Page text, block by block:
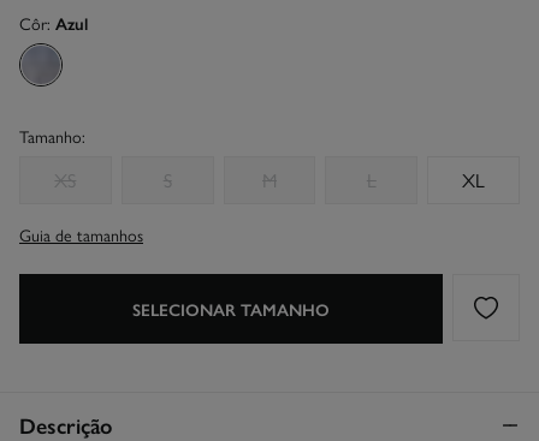
Côr: Azul
Tamanho:
XS S M L XL
Guia de tamanhos
SELECIONAR TAMANHO
Descrição